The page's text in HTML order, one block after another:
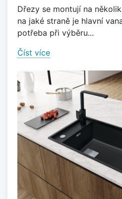
Dřezy se montují na
na jaké straně je hlavní
potřeba při výběru...
Číst více